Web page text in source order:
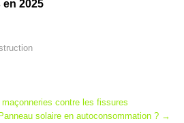
en 2025
contre les fissures
solaire en autoconsommation ? →